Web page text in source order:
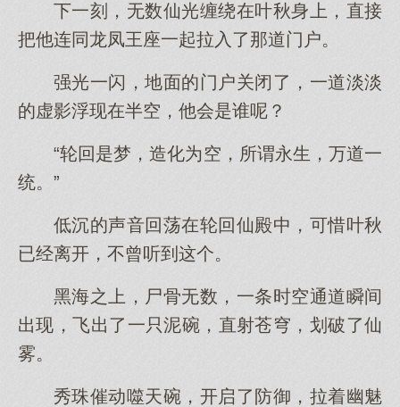
下一刻，无数仙光缠绕在叶秋身上，直接
把他连同龙凤王座一起拉入了那道门户。
强光一闪，地面的门户关闭了，一道淡淡
的虚影浮现在半空，他会是谁呢？
“轮回是梦，造化为空，所谓永生，万道一
统。”
低沉的声音回荡在轮回仙殿中，可惜叶秋
已经离开，不曾听到这个。
黑海之上，尸骨无数，一条时空通道瞬间
出现，飞出了一只泥碗，直射苍穹，划破了仙
雾。
秀珠催动噬天碗，开启了防御，拉着幽魅